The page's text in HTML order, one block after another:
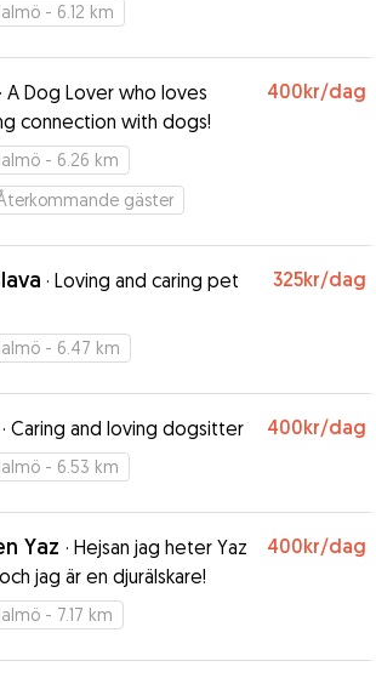
- 6.12 km
· A Dog Lover who loves
connection with dogs!
400kr/dag
- 6.26 km
gäster
· Loving and caring pet
325kr/dag
- 6.47 km
· Caring and loving dogsitter 400kr/dag
- 6.53 km
Yaz · Hejsan jag heter Yaz
jag är en djurälskare!
400kr/dag
- 7.17 km